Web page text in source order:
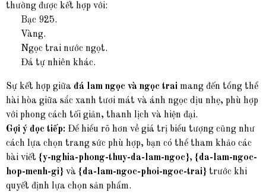
thường được kết hợp với:
Bạc 925.
Vàng.
Ngọc trai nước ngọt.
Đá tự nhiên khác.
Sự kết hợp giữa đá lam ngọc và ngọc trai mang đến tổng thể
hài hòa giữa sắc xanh tươi mát và ánh ngọc dịu nhẹ, phù hợp
với phong cách tối giản, thanh lịch và hiện đại.
Gợi ý đọc tiếp: Để hiểu rõ hơn về giá trị biểu tượng cũng như
cách lựa chọn trang sức phù hợp, bạn có thể tham khảo các
bài viết {y-nghia-phong-thuy-da-lam-ngoc}, {da-lam-ngoc-
hop-menh-gi} và {da-lam-ngoc-phoi-ngoc-trai} trước khi
quyết định lựa chọn sản phẩm.